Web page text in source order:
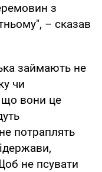
з
– сказав
займають не
чи
що вони це
потраплять
не псувати